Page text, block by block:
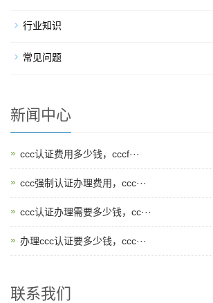
行业知识
常见问题
新闻中心
ccc认证费用多少钱，cccf···
ccc强制认证办理费用，ccc···
ccc认证办理需要多少钱，cc···
办理ccc认证要多少钱，ccc···
联系我们